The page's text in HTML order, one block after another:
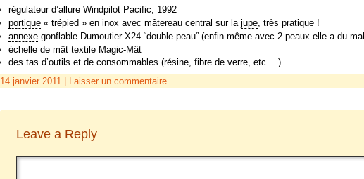
régulateur d’allure Windpilot Pacific, 1992
portique « trépied » en inox avec mâtereau central sur lajupe , très pratique !
annexe gonflable Dumoutier X24 “double-peau” (enfin même avec 2 peaux elle a du
échelle de mât textile Magic-Mât
des tas d’outils et de consommables (résine, fibre de verre, etc …)
14 janvier 2011 |
Laisser un commentaire
Leave a Reply